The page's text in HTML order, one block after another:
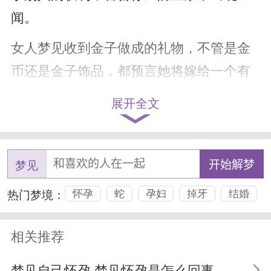
闻。
女人梦见收到金子做成的礼物，不管是金
币还是金子饰品，都预言她将嫁给一个有
梦见找到金子，暗示杰出的能力将使你很
容易出人头地，赢得财富和名望。
梦见自己在寻找金子，预示会通过自己的
努力，改善处境，取得成功。
梦见炼金，或是淘金，采金，则是提醒你
展开全文
梦见
热门梦境：
怀孕 蛇 孕妇 掉牙 结婚
相关推荐